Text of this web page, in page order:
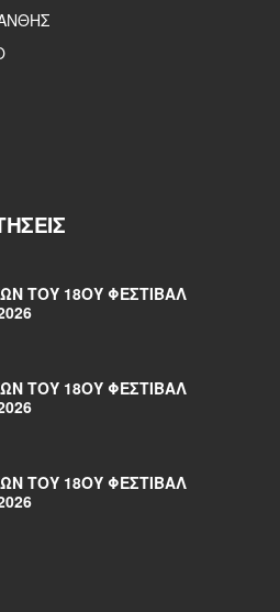
ΤΟΥ 18ΟΥ ΦΕΣΤΙΒΆΛ
ΤΟΥ 18ΟΥ ΦΕΣΤΙΒΆΛ
ΤΟΥ 18ΟΥ ΦΕΣΤΙΒΆΛ